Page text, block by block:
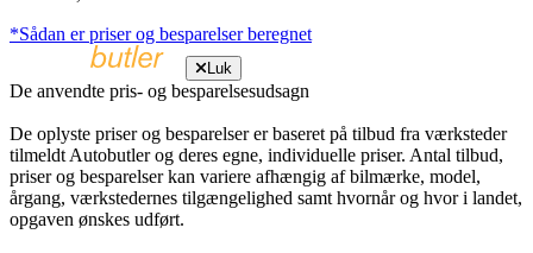
*Sådan er priser og besparelser beregnet
Luk
De anvendte pris- og besparelsesudsagn
De oplyste priser og besparelser er baseret på tilbud fra værksteder
tilmeldt Autobutler og deres egne, individuelle priser. Antal tilbud,
priser og besparelser kan variere afhængig af bilmærke, model,
årgang, værkstedernes tilgængelighed samt hvornår og hvor i landet,
opgaven ønskes udført.